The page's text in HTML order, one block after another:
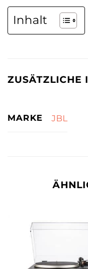
Inhalt
ZUSÄTZLICHE
MARKE JBL